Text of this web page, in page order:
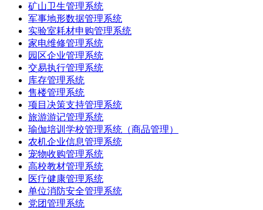
矿山卫生管理系统
军事地形数据管理系统
实验室耗材申购管理系统
家电维修管理系统
园区企业管理系统
交易执行管理系统
库存管理系统
售楼管理系统
项目决策支持管理系统
旅游游记管理系统
瑜伽培训学校管理系统（商品管理）
农机企业信息管理系统
宠物收购管理系统
高校教材管理系统
医疗健康管理系统
单位消防安全管理系统
党团管理系统